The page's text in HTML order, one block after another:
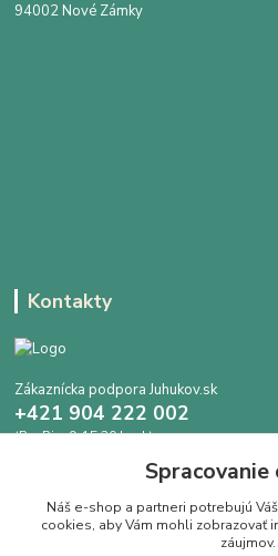
94002 Nové Zámky
Kontakty
Zákaznícka podpora Juhukov.sk
+421 904 222 002
(Po-Pia, 9-15.30 hod.)
info@juhokov.skSpracovanie
Náš e-shop a partneri potrebujú Váš
cookies, aby Vám mohli zobrazovať
záujmov.